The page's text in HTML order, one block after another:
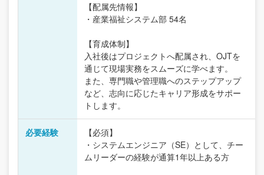
【配属先情報】
・産業福祉システム部 54名
【育成体制】
入社後はプロジェクトへ配属され、OJTを
通じて現場実務をスムーズに学べます。
また、専門職や管理職へのステップアップ
など、志向に応じたキャリア形成をサポー
トします。
必要経験
【必須】
・システムエンジニア（SE）として、チー
ムリーダーの経験が通算1年以上ある方